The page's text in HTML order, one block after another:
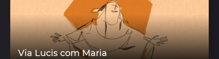
Via Lucis com Maria